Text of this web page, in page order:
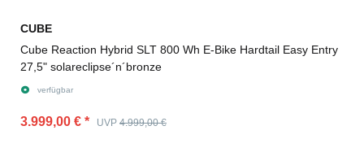
CUBE
Cube Reaction Hybrid SLT 800 Wh E-Bike Hardtail Easy Entry
27,5" solareclipse´n´bronze
verfügbar
3.999,00 € * UVP 4.999,00 €